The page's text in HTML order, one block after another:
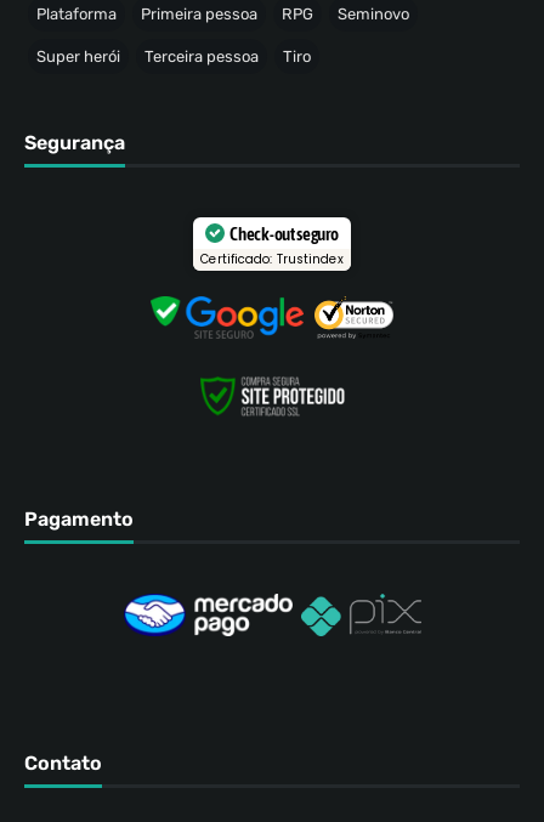
Plataforma Primeira pessoa RPG Seminovo
Super herói Terceira pessoa Tiro
Segurança
Check-out seguro
Certificado: Trustindex
Pagamento
Contato